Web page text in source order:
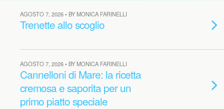
AGOSTO 7, 2026 • BY MONICA FARINELLI
Trenette allo scoglio
AGOSTO 7, 2026 • BY MONICA FARINELLI
Cannelloni di Mare: la ricetta
cremosa e saporita per un
primo piatto speciale